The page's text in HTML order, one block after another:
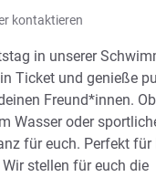
kontaktieren
in unserer
Ticket und genieße
Freund*innen.
Wasser oder
für euch. Perfekt für
stellen für euch die